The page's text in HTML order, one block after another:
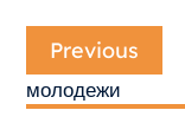
Навигация
по
записям
Previous
молодежи